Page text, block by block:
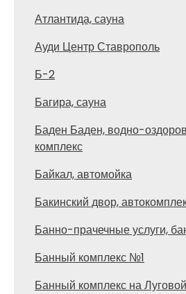
Атлантида, сауна
Ауди Центр Ставрополь
Б-2
Багира, сауна
Баден Баден, водно-
комплекс
Байкал, автомойка
Бакинский двор,
Банно-прачечные услуги,
Банный комплекс №1
Банный комплекс на Луговой